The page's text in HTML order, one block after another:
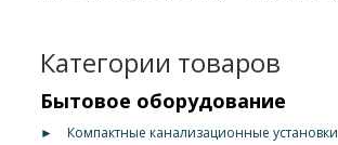
Категории товаров
Бытовое оборудование
►
Компактные канализационные установки